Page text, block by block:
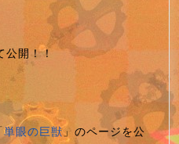
公開！！
単眼の巨獣」のページを公